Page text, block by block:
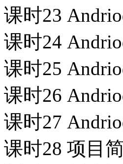
课时23
课时24
课时25
课时26
课时27
课时28 项目